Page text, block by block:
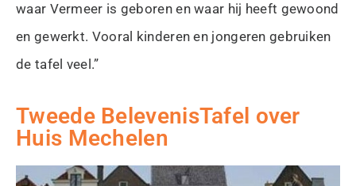
waar Vermeer is geboren en waar hij heeft gewoond
en gewerkt. Vooral kinderen en jongeren gebruiken
de tafel veel.”
Tweede BelevenisTafel over
Huis Mechelen